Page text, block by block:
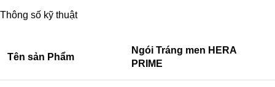
Thông số kỹ thuật
Tên sản Phẩm
Ngói Tráng men HERA
PRIME